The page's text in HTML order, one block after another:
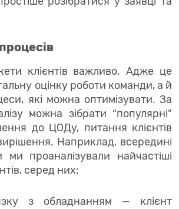
клієнтів важливо. Адже це
оцінку роботи команди, а й
які можна оптимізувати. За
можна зібрати “популярні”
до ЦОДу, питання клієнтів
Наприклад, всередині
проаналізували найчастіші
серед них:
з обладнанням — клієнт